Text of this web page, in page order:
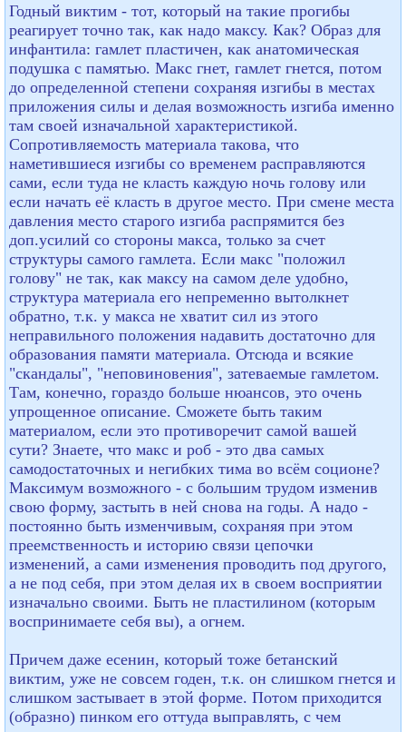
Годный виктим - тот, который на такие прогибы
реагирует точно так, как надо максу. Как? Образ для
инфантила: гамлет пластичен, как анатомическая
подушка с памятью. Макс гнет, гамлет гнется, потом
до определенной степени сохраняя изгибы в местах
приложения силы и делая возможность изгиба именно
там своей изначальной характеристикой.
Сопротивляемость материала такова, что
наметившиеся изгибы со временем расправляются
сами, если туда не класть каждую ночь голову или
если начать её класть в другое место. При смене места
давления место старого изгиба распрямится без
доп.усилий со стороны макса, только за счет
структуры самого гамлета. Если макс "положил
голову" не так, как максу на самом деле удобно,
структура материала его непременно вытолкнет
обратно, т.к. у макса не хватит сил из этого
неправильного положения надавить достаточно для
образования памяти материала. Отсюда и всякие
"скандалы", "неповиновения", затеваемые гамлетом.
Там, конечно, гораздо больше нюансов, это очень
упрощенное описание. Сможете быть таким
материалом, если это противоречит самой вашей
сути? Знаете, что макс и роб - это два самых
самодостаточных и негибких тима во всём соционе?
Максимум возможного - с большим трудом изменив
свою форму, застыть в ней снова на годы. А надо -
постоянно быть изменчивым, сохраняя при этом
преемственность и историю связи цепочки
изменений, а сами изменения проводить под другого,
а не под себя, при этом делая их в своем восприятии
изначально своими. Быть не пластилином (которым
воспринимаете себя вы), а огнем.
Причем даже есенин, который тоже бетанский
виктим, уже не совсем годен, т.к. он слишком гнется и
слишком застывает в этой форме. Потом приходится
(образно) пинком его оттуда выправлять, с чем